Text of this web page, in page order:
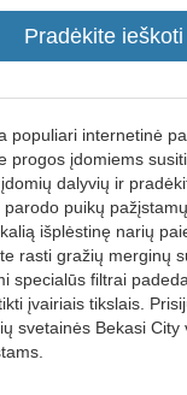
populiari internetinė
progos įdomiems
dalyvių ir
puikų
išplėstinę narių
rasti gražių merginų
specialūs filtrai
įvairiais tikslais.
svetainės Bekasi City